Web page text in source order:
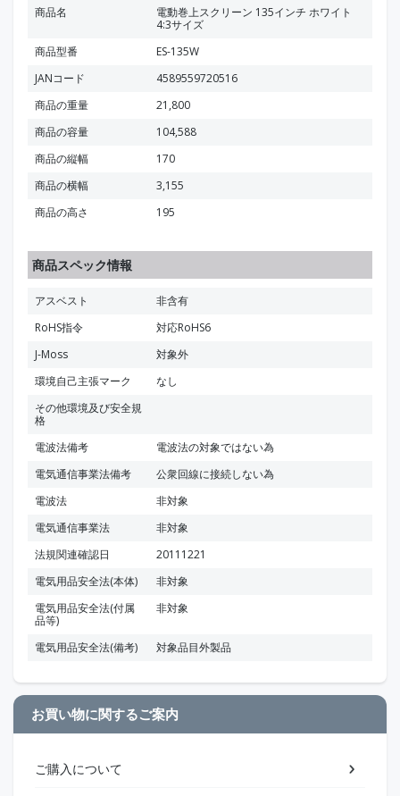
商品名
電動巻上スクリーン 135インチ ホワイト
4:3サイズ
商品型番
ES-135W
JANコード
4589559720516
商品の重量
21,800
商品の容量
104,588
商品の縦幅
170
商品の横幅
3,155
商品の高さ
195
商品スペック情報
アスベスト
非含有
RoHS指令
対応RoHS6
J-Moss
対象外
環境自己主張マーク
なし
その他環境及び安全規
格
電波法備考
電波法の対象ではない為
電気通信事業法備考
公衆回線に接続しない為
電波法
非対象
電気通信事業法
非対象
法規関連確認日
20111221
電気用品安全法(本体)
非対象
電気用品安全法(付属
品等)
非対象
電気用品安全法(備考) 対象品目外製品
お買い物に関するご案内
ご購入について